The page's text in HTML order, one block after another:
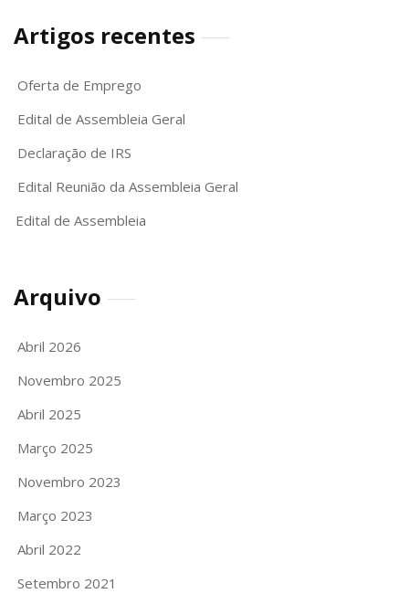
Artigos recentes
Oferta de Emprego
Edital de Assembleia Geral
Declaração de IRS
Edital Reunião da Assembleia Geral
Edital de Assembleia
Arquivo
Abril 2026
Novembro 2025
Abril 2025
Março 2025
Novembro 2023
Março 2023
Abril 2022
Setembro 2021